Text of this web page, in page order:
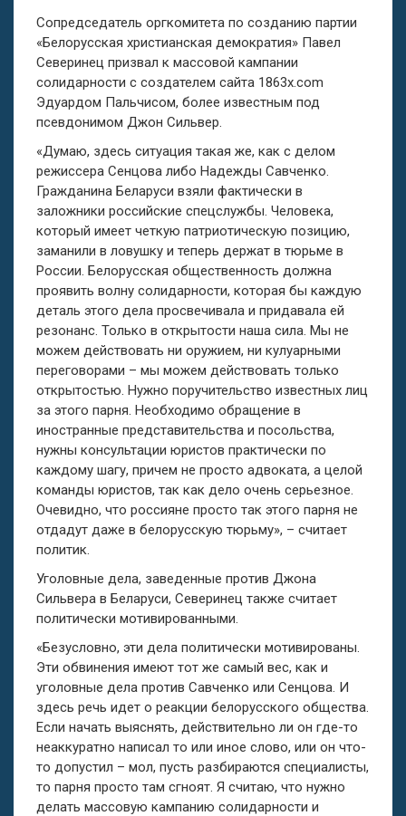
Сопредседатель оргкомитета по созданию партии
«Белорусская христианская демократия» Павел
Северинец призвал к массовой кампании
солидарности с создателем сайта 1863x.com
Эдуардом Пальчисом, более известным под
псевдонимом Джон Сильвер.
«Думаю, здесь ситуация такая же, как с делом
режиссера Сенцова либо Надежды Савченко.
Гражданина Беларуси взяли фактически в
заложники российские спецслужбы. Человека,
который имеет четкую патриотическую позицию,
заманили в ловушку и теперь держат в тюрьме в
России. Белорусская общественность должна
проявить волну солидарности, которая бы каждую
деталь этого дела просвечивала и придавала ей
резонанс. Только в открытости наша сила. Мы не
можем действовать ни оружием, ни кулуарными
переговорами – мы можем действовать только
открытостью. Нужно поручительство известных лиц
за этого парня. Необходимо обращение в
иностранные представительства и посольства,
нужны консультации юристов практически по
каждому шагу, причем не просто адвоката, а целой
команды юристов, так как дело очень серьезное.
Очевидно, что россияне просто так этого парня не
отдадут даже в белорусскую тюрьму», – считает
политик.
Уголовные дела, заведенные против Джона
Сильвера в Беларуси, Северинец также считает
политически мотивированными.
«Безусловно, эти дела политически мотивированы.
Эти обвинения имеют тот же самый вес, как и
уголовные дела против Савченко или Сенцова. И
здесь речь идет о реакции белорусского общества.
Если начать выяснять, действительно ли он где-то
неаккуратно написал то или иное слово, или он что-
то допустил – мол, пусть разбираются специалисты,
то парня просто там сгноят. Я считаю, что нужно
делать массовую кампанию солидарности и